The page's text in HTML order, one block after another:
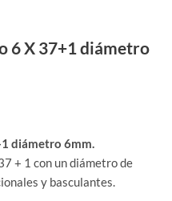
6 X 37+1 diámetro
diámetro 6mm.
+ 1 con un diámetro de
y basculantes.